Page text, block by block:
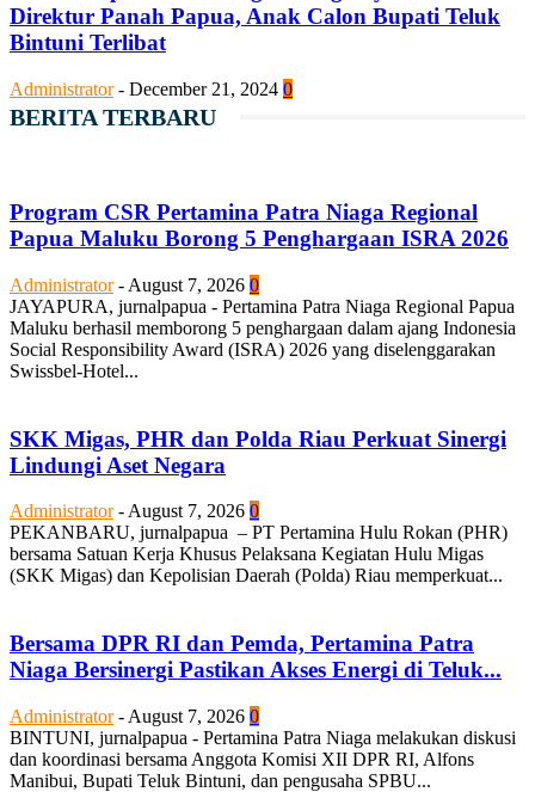
Direktur Panah Papua, Anak Calon Bupati Teluk
Bintuni Terlibat
Administrator - December 21, 2024 0
BERITA TERBARU
Program CSR Pertamina Patra Niaga Regional
Papua Maluku Borong 5 Penghargaan ISRA 2026
Administrator - August 7, 2026 0
JAYAPURA, jurnalpapua - Pertamina Patra Niaga Regional Papua
Maluku berhasil memborong 5 penghargaan dalam ajang Indonesia
Social Responsibility Award (ISRA) 2026 yang diselenggarakan
Swissbel-Hotel...
SKK Migas, PHR dan Polda Riau Perkuat Sinergi
Lindungi Aset Negara
Administrator -August 7, 2026 0
PEKANBARU, jurnalpapua – PT Pertamina Hulu Rokan (PHR)
bersama Satuan Kerja Khusus Pelaksana Kegiatan Hulu Migas
(SKK Migas) dan Kepolisian Daerah (Polda) Riau memperkuat...
Bersama DPR RI dan Pemda, Pertamina Patra
Niaga Bersinergi Pastikan Akses Energi di Teluk...
Administrator - August 7, 2026 0
BINTUNI, jurnalpapua - Pertamina Patra Niaga melakukan diskusi
dan koordinasi bersama Anggota Komisi XII DPR RI, Alfons
Manibui, Bupati Teluk Bintuni, dan pengusaha SPBU...